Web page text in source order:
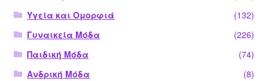
Υγεία και Ομορφιά
(132)
Γυναικεία Μόδα
(226)
Παιδική Μόδα
(74)
Ανδρική Μόδα
(8)